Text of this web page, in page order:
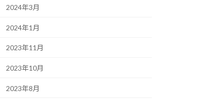
2024年3月
2024年1月
2023年11月
2023年10月
2023年8月